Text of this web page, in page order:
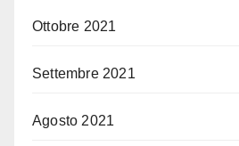
Ottobre 2021
Settembre 2021
Agosto 2021